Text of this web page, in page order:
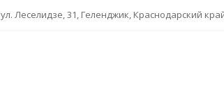
ул. Леселидзе, 31, Геленджик, Краснодарский